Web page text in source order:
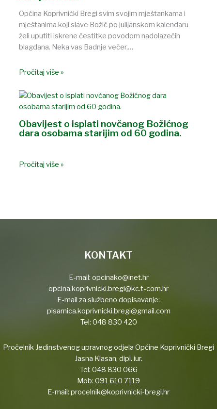
Općina Koprivnički Bregi svim svojim mještankama i
mještanima koji slave Božić po julijanskom kalendaru
želi uputiti iskrene čestitke povodom nadolazećih
blagdana. Neka vas Badnje večer,…
Pročitaj više »
Obavijest o isplati novčanog Božićnog
dara osobama starijim od 60 godina.
Pročitaj više »
KONTAKT
E-mail: opcinako@inet.hr
opcina.koprivnicki.bregi@kc.t-com.hr
E-mail za službeno dopisavanje:
pisarnica.koprivnicki.bregi@gmail.com
Tel: 048 830 420
Pročelnik Jedinstvenog upravnog odjela Općine Koprivnički Bregi
Jasna Klasan, dipl. iur.
Tel: 048 830 066
Mob: 091 610 7119
E-mail: procelnik@koprivnicki-bregi.hr